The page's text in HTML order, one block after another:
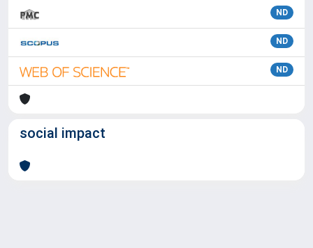
ND
ND
ND
social impact